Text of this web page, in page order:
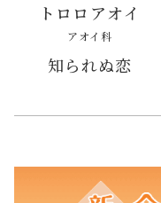
トロロアオイ
アオイ科
知られぬ恋